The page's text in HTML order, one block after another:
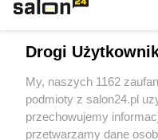
Sport
Społeczeństwo
Drogi
My, naszych 1162
podmioty z salon24.pl
przechowujemy
przetwarzamy dane